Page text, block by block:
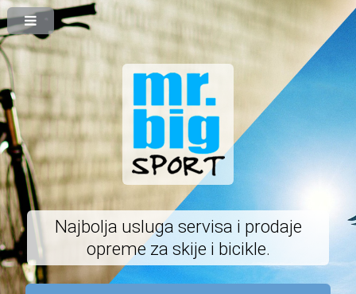
Najbolja usluga servisa i prodaje
opreme za skije i bicikle.